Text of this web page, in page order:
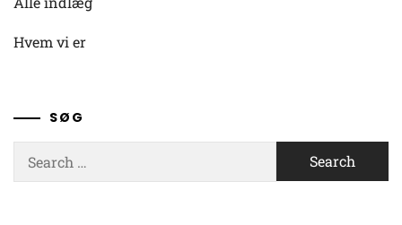
Hvem vi er
SØG
for: